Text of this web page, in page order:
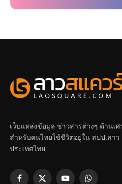
เว็บแหล่งข้อมูล ข่าวสารต่างๆ ด้านเ
สำหรับคนไทยใช้ชีวิตอยู่ใน สปป.ลา
ประเทศไทย